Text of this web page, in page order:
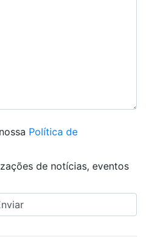
Política de
de notícias, eventos